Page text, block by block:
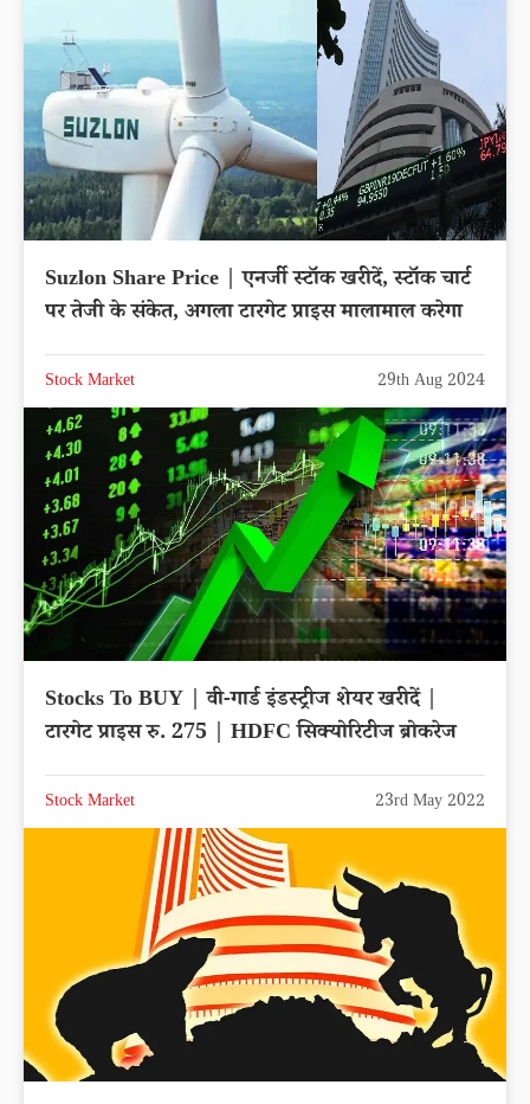
Suzlon Share Price | एनर्जी स्टॉक खरीदें, स्टॉक चार्ट
पर तेजी के संकेत, अगला टारगेट प्राइस मालामाल करेगा
Stock Market 29th Aug 2024
Stocks To BUY | वी-गार्ड इंडस्ट्रीज शेयर खरीदें |
टारगेट प्राइस रु. 275 | HDFC सिक्योरिटीज ब्रोकरेज
Stock Market 23rd May 2022